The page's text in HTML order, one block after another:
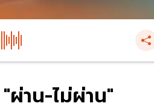
าน-ไม่ผ่าน"